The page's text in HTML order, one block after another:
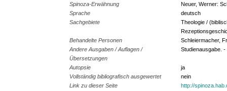
Spinoza-Erwähnung
Neuer, Werner:
Sprache
deutsch
Sachgebiete
Theologie /
Behandelte Personen
Schleiermacher,
Andere Ausgaben / Auflagen /
Übersetzungen
Studienausgabe.
Autopsie
ja
Vollständig bibliografisch ausgewertet
nein
Link zu dieser Seite
http://